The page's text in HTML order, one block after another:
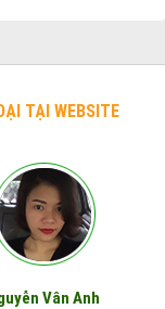
TẠI WEBSITE
Vân Anh